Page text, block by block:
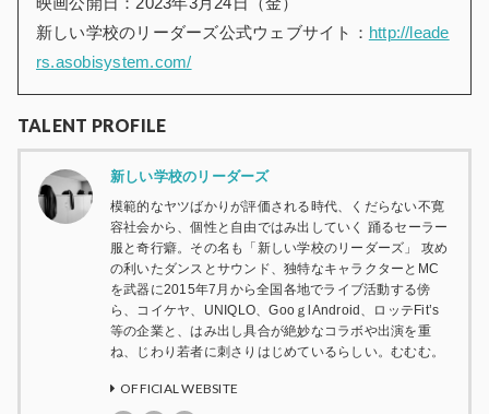
新しい学校のリーダーズ公式ウェブサイト： http://leade
rs.asobisystem.com/
TALENT PROFILE
新しい学校のリーダーズ
模範的なヤツばかりが評価される時代、くだらない不寛
容社会から、個性と自由ではみ出していく 踊るセーラー
服と奇行癖。その名も「新しい学校のリーダーズ」 攻め
の利いたダンスとサウンド、独特なキャラクターとMC
を武器に2015年7月から全国各地でライブ活動する傍
ら、コイケヤ、UNIQLO、GooｇlAndroid、ロッテFit’s
等の企業と、はみ出し具合が絶妙なコラボや出演を重
ね、じわり若者に刺さりはじめているらしい。むむむ。
OFFICIAL WEBSITE